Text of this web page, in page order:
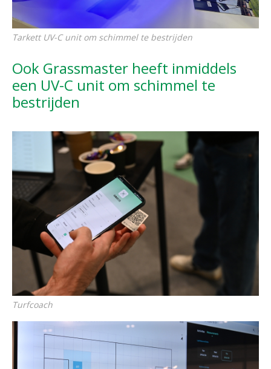
Tarkett UV-C unit om schimmel te bestrijden
Ook Grassmaster heeft inmiddels
een UV-C unit om schimmel te
bestrijden
Turfcoach